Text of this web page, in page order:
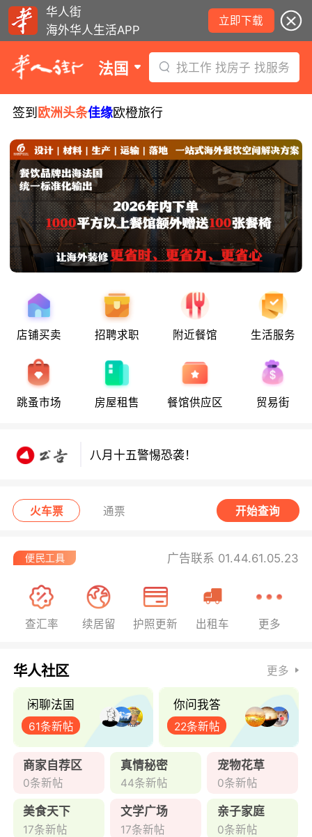
华人街
海外华人生活APP
立即下载
法国 找工作 找房子 找服务
签到 欧洲头条佳缘欧橙旅行
店铺买卖 招聘求职 附近餐馆 生活服务
跳蚤市场 房屋租售 餐馆供应区 贸易街
八月十五警惕恐袭！
八月十五警惕恐袭！
火车票 通票 开始查询
广告联系 01.44.61.05.23
查汇率 续居留 护照更新 出租车 更多
华人社区 更多
闲聊法国
61条新帖
你问我答
22条新帖
商家自荐区
0条新帖
真情秘密
44条新帖
宠物花草
0条新帖
美食天下
17条新帖
文学广场
17条新帖
亲子家庭
0条新帖